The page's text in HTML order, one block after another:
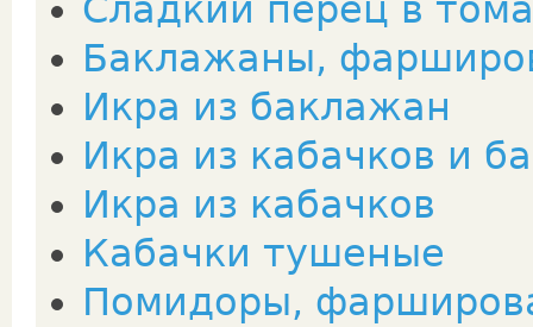
Сладкий перец в
Баклажаны,
Икра из баклажан
Икра из кабачков и
Икра из кабачков
Кабачки тушеные
Помидоры,